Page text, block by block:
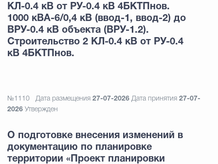
КЛ-0.4 кВ от РУ-0.4 кВ 4БКТПнов.
1000 кВА-6/0,4 кВ (ввод-1, ввод-2) до
ВРУ-0.4 кВ объекта (ВРУ-1.2).
Строительство 2 КЛ-0.4 кВ от РУ-0.4
кВ 4БКТПнов.
№1110 Дата размещения 27-07-2026 Дата принятия 27-07-
2026 Утвержден
О подготовке внесения изменений в
документацию по планировке
территории «Проект планировки